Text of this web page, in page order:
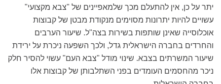
יתר על כן, אין להתעלם מכך שלמאפיינים של "צבא מקצועי"
עשויים להיות יתרונות מסוימים מנקודת מבטן של קבוצות
אוכלוסייה שאינן שותפות בשירות בצה"ל. שיעור הערבים
והחרדים בחברה הישראלית גדל, ולכך השפעה ניכרת על ירידת
שיעור המשרתים בצבא. שינוי מודל "צבא העם" עשוי להסיר חלק
ניכר מהחסמים העומדים בפני השתלבותן של קבוצות אלו